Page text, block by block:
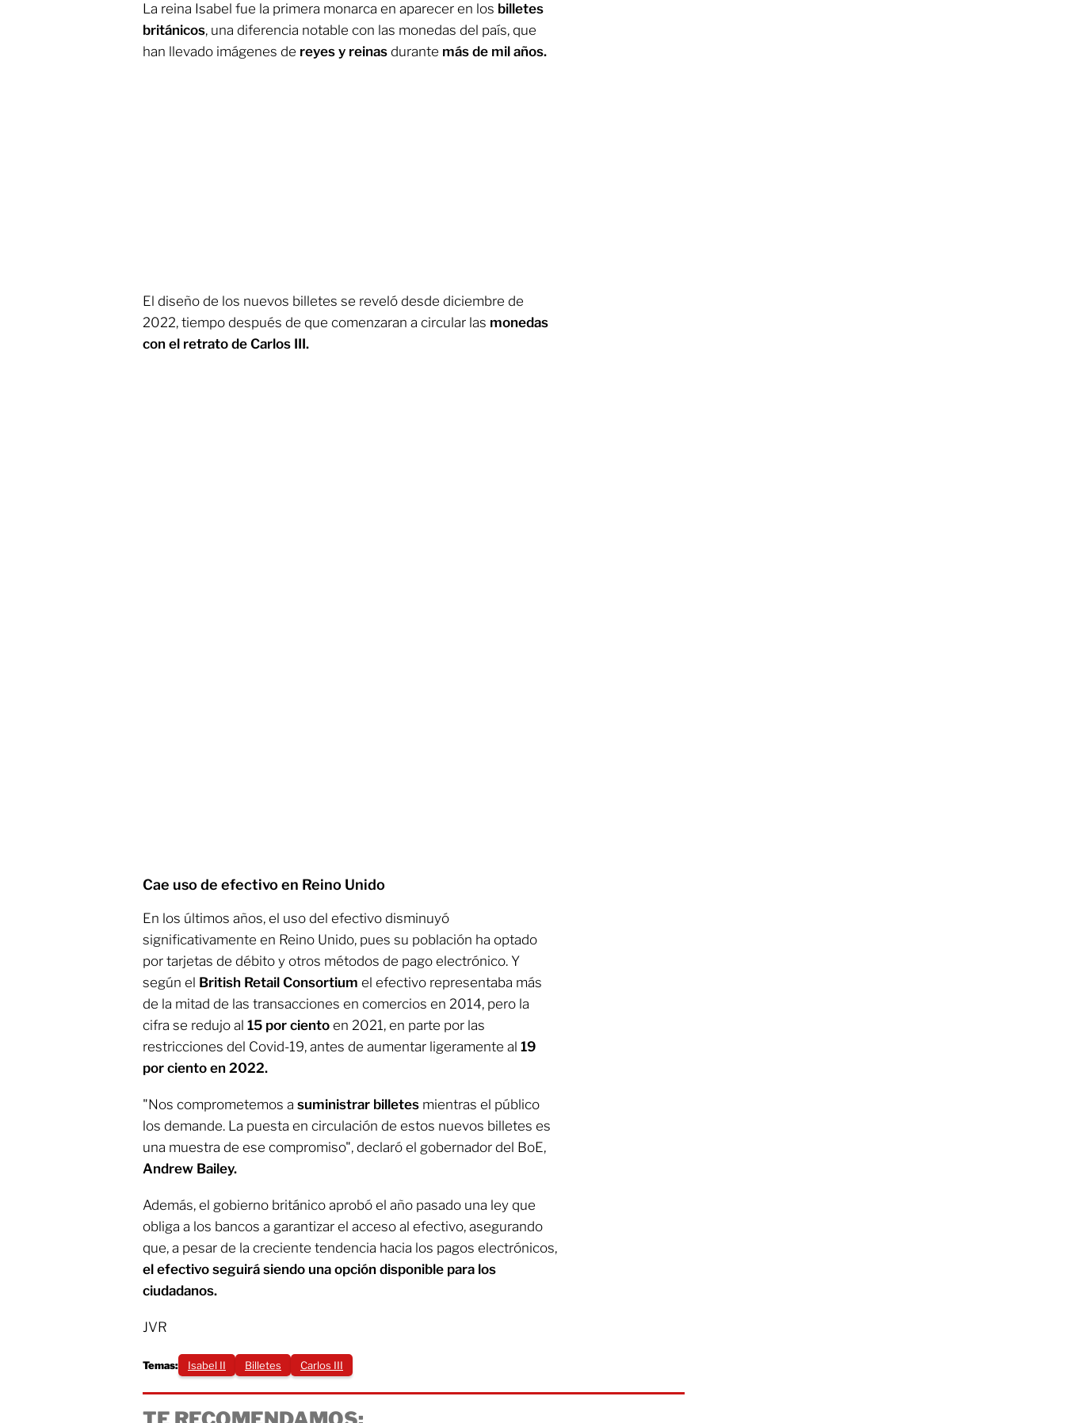
La reina Isabel fue la primera monarca en aparecer en los billetes
británicos, una diferencia notable con las monedas del país, que
han llevado imágenes de reyes y reinas durante más de mil años.
El diseño de los nuevos billetes se reveló desde diciembre de
2022, tiempo después de que comenzaran a circular las monedas
con el retrato de Carlos III.
Cae uso de efectivo en Reino Unido
En los últimos años, el uso del efectivo disminuyó
significativamente en Reino Unido, pues su población ha optado
por tarjetas de débito y otros métodos de pago electrónico. Y
según el British Retail Consortium el efectivo representaba más
de la mitad de las transacciones en comercios en 2014, pero la
cifra se redujo al 15 por ciento en 2021, en parte por las
restricciones del Covid-19, antes de aumentar ligeramente al 19
por ciento en 2022.
"Nos comprometemos a suministrar billetes mientras el público
los demande. La puesta en circulación de estos nuevos billetes es
una muestra de ese compromiso", declaró el gobernador del BoE,
Andrew Bailey.
Además, el gobierno británico aprobó el año pasado una ley que
obliga a los bancos a garantizar el acceso al efectivo, asegurando
que, a pesar de la creciente tendencia hacia los pagos electrónicos,
el efectivo seguirá siendo una opción disponible para los
ciudadanos.
JVR
Temas: Isabel II Billetes Carlos III